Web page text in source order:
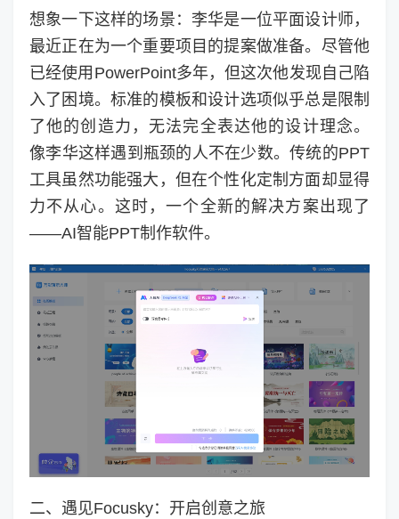
想象一下这样的场景：李华是一位平面设计师，
最近正在为一个重要项目的提案做准备。尽管他
已经使用PowerPoint多年，但这次他发现自己陷
入了困境。标准的模板和设计选项似乎总是限制
了他的创造力，无法完全表达他的设计理念。
像李华这样遇到瓶颈的人不在少数。传统的PPT
工具虽然功能强大，但在个性化定制方面却显得
力不从心。这时，一个全新的解决方案出现了
——AI智能PPT制作软件。
二、遇见Focusky：开启创意之旅